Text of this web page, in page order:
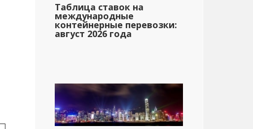
Таблица ставок на
международные
контейнерные перевозки:
август 2026 года